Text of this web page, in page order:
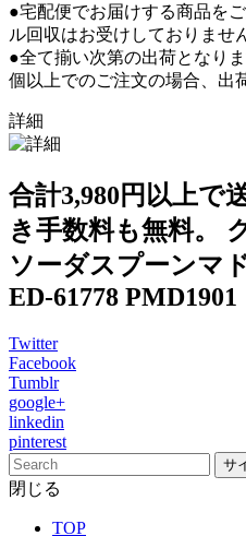
●宅配便でお届けする商品を
ル回収はお受けしておりませ
●全て揃い次第の出荷となり
個以上でのご注文の場合、出
詳細
合計3,980円以上で
き手数料も無料。
ソーダスプーンマ
ED-61778 PMD1901
Twitter
Facebook
Tumblr
google+
linkedin
pinterest
サ
閉じる
TOP